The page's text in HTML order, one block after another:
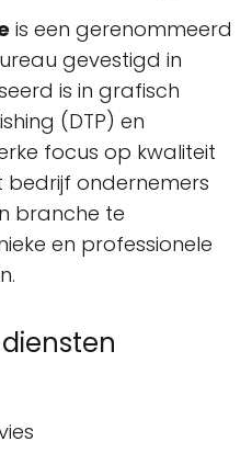
is een gerenommeerd
gevestigd in
is in grafisch
(DTP) en
focus op kwaliteit
ondernemers
branche te
en professionele